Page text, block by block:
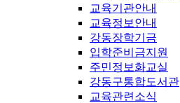
교육기관안내
교육정보안내
강동장학기금
입학준비금지원
주민정보화교실
강동구통합도서관
교육관련소식